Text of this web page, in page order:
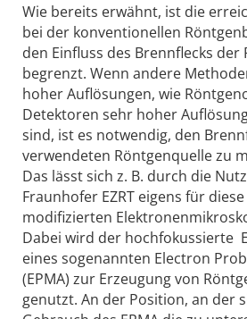
Wie bereits erwähnt, ist die
bei der konventionellen
den Einfluss des Brennflecks
begrenzt. Wenn andere
hoher Auflösungen, wie
Detektoren sehr hoher
sind, ist es notwendig, den
verwendeten Röntgenquelle zu
Das lässt sich z. B. durch die
Fraunhofer EZRT eigens für
modifizierten
Dabei wird der hochfokussierte
eines sogenannten Electron
(EPMA) zur Erzeugung von
genutzt. An der Position, an der